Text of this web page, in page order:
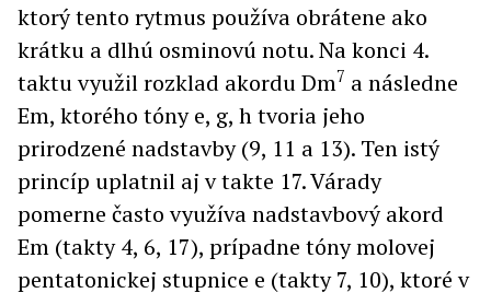
ktorý tento rytmus používa obrátene ako
krátku a dlhú osminovú notu. Na konci 4.
taktu využil rozklad akordu Dm7 a následne
Em, ktorého tóny e, g, h tvoria jeho
prirodzené nadstavby (9, 11 a 13). Ten istý
princíp uplatnil aj v takte 17. Várady
pomerne často využíva nadstavbový akord
Em (takty 4, 6, 17), prípadne tóny molovej
pentatonickej stupnice e (takty 7, 10), ktoré v